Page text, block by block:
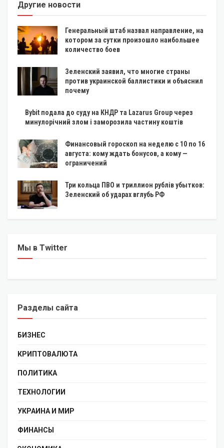
Другие новости
Генеральный штаб назвал направление, на
котором за сутки произошло наибольшее
количество боев
Зеленский заявил, что многие страны
против украинской баллистики и объяснил
почему
Bybit подала до суду на КНДР та Lazarus Group через
минулорічний злом і заморозила частину коштів
Финансовый гороскоп на неделю с 10 по 16
августа: кому ждать бонусов, а кому —
ограничений
Три кольца ПВО и триллион рублів убытков:
Зеленский об ударах вглубь РФ
Мы в Twitter
Разделы сайта
БИЗНЕС
КРИПТОВАЛЮТА
ПОЛИТИКА
ТЕХНОЛОГИИ
УКРАИНА И МИР
ФИНАНСЫ